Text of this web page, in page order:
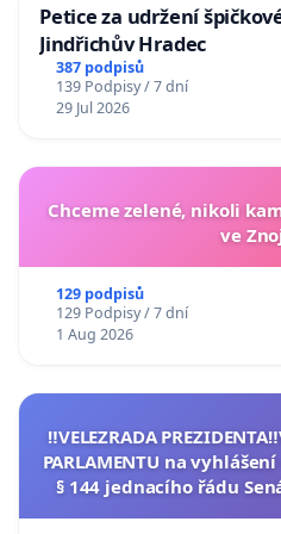
Petice za udržení
Jindřichův Hradec
387 podpisů
139 Podpisy / 7 dní
29 Jul 2026
Chceme zelené, nikoli
ve
129 podpisů
129 Podpisy / 7 dní
1 Aug 2026
‼️VELEZRADA
PARLAMENTU na
§ 144 jednacího řádu